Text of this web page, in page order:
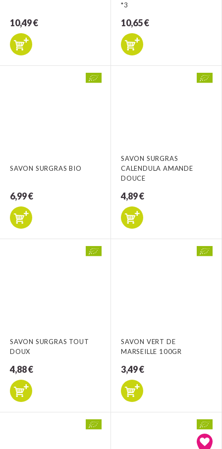
10,49 €
*3
10,65 €
SAVON SURGRAS BIO
6,99 €
SAVON SURGRAS
CALENDULA AMANDE
DOUCE
4,89 €
SAVON SURGRAS TOUT
DOUX
4,88 €
SAVON VERT DE
MARSEILLE 100GR
3,49 €